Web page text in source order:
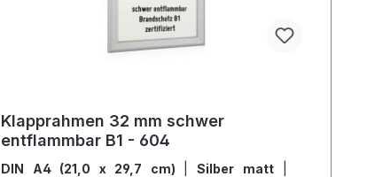
Klapprahmen 32 mm schwer
entflammbar B1 - 604
DIN A4 (21,0 x 29,7 cm) |Silber matt